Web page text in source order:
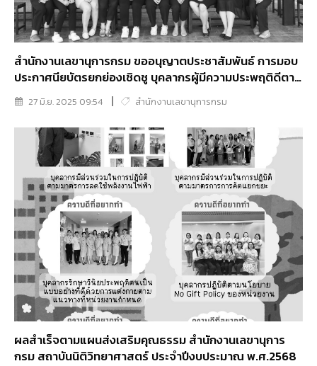
สำนักงานเลขานุการกรม ขออนุญาตประชาสัมพันธ์ การมอบ
ประกาศนียบัตรยกย่องเชิดชู บุคลากรผู้มีความประพฤติดีตาม
หลักคุณธรรม 5 ประการ พอเพียง วินัย สุจริต จิตอาสา
กตัญญู ประจำปี พ.ศ. 2568 และหน่วยงานผู้ดำเนินการขับ
เคลื่อนคุณธรรมตามเป้าหมาย 5 ประการ พอเพียง วินัย สุจริต
จิตอาสา กตัญญู และสร้างความมี ส่วนร่วมของบุคลากรใน
สังกัด ประจำปี พ.ศ. 2568
27 มิ.ย. 2025 09:54 สำนักงานเลขานุการกรม
ผลสำเร็จตามแผนส่งเสริมคุณธรรม สำนักงานเลขานุการ
กรม สถาบันนิติวิทยาศาสตร์ ประจำปีงบประมาณ พ.ศ.2568